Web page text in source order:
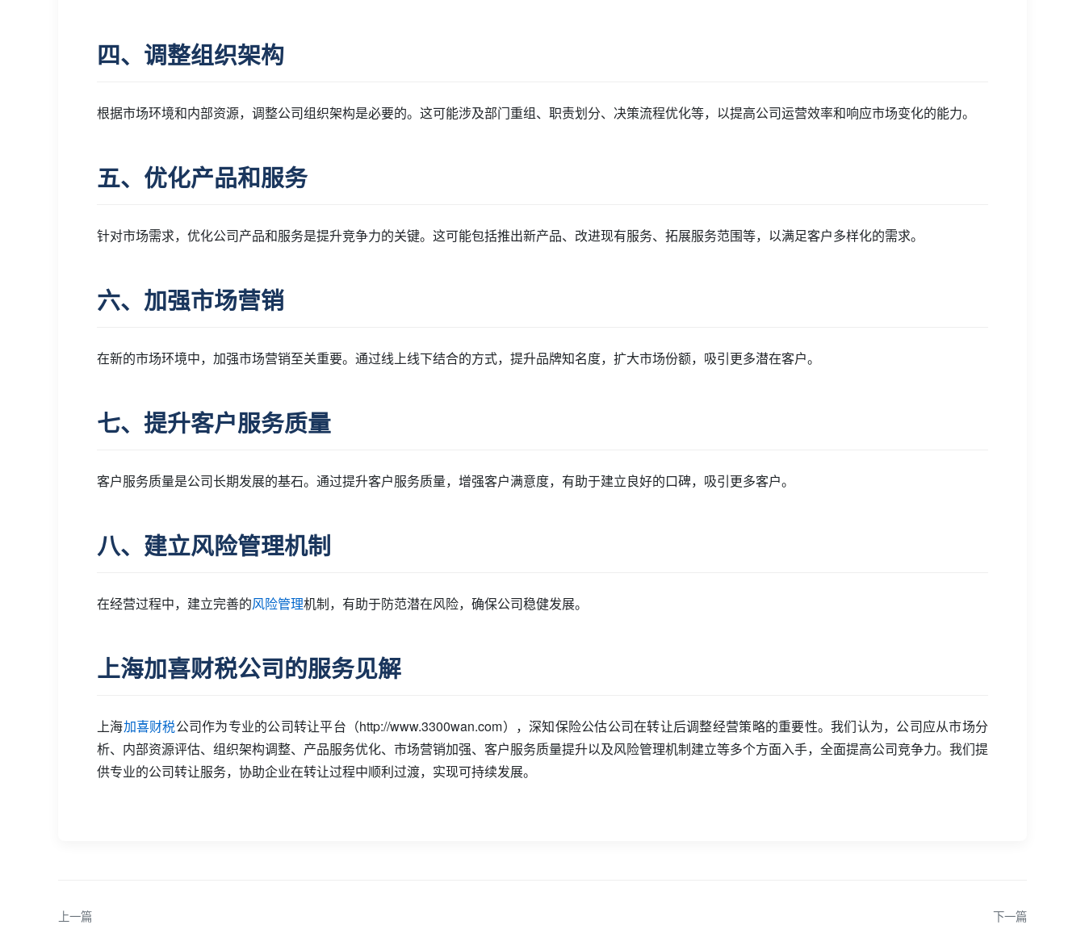
四、调整组织架构
根据市场环境和内部资源，调整公司组织架构是必要的。这可能涉及部门重组、职责划分、决策流程优化等，以提高公司运营效率和响应市场变化的能力。
五、优化产品和服务
针对市场需求，优化公司产品和服务是提升竞争力的关键。这可能包括推出新产品、改进现有服务、拓展服务范围等，以满足客户多样化的需求。
六、加强市场营销
在新的市场环境中，加强市场营销至关重要。通过线上线下结合的方式，提升品牌知名度，扩大市场份额，吸引更多潜在客户。
七、提升客户服务质量
客户服务质量是公司长期发展的基石。通过提升客户服务质量，增强客户满意度，有助于建立良好的口碑，吸引更多客户。
八、建立风险管理机制
在经营过程中，建立完善的风险管理机制，有助于防范潜在风险，确保公司稳健发展。
上海加喜财税公司的服务见解
上海加喜财税公司作为专业的公司转让平台（http://www.3300wan.com），深知保险公估公司在转让后调整经营策略的重要性。我们认为，公司应从市场分
析、内部资源评估、组织架构调整、产品服务优化、市场营销加强、客户服务质量提升以及风险管理机制建立等多个方面入手，全面提高公司竞争力。我们提
供专业的公司转让服务，协助企业在转让过程中顺利过渡，实现可持续发展。
上一篇 下一篇